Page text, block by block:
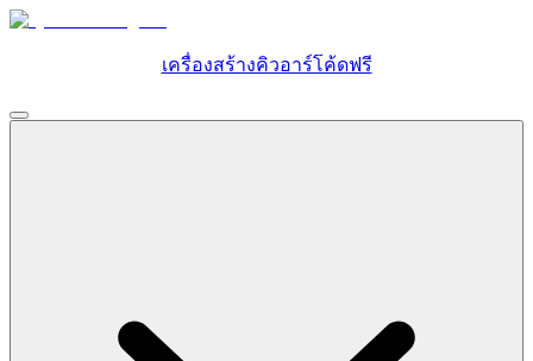
เครื่องสร้างคิวอาร์โค้ดฟรี